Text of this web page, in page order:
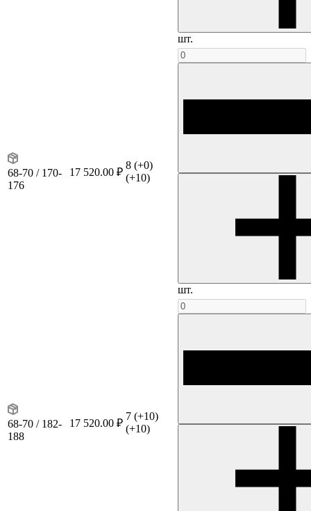
шт.
68-70 / 170-
176
17 520.00 ₽
8 (+0)
(+10)
шт.
68-70 / 182-
188
17 520.00 ₽
7 (+10)
(+10)